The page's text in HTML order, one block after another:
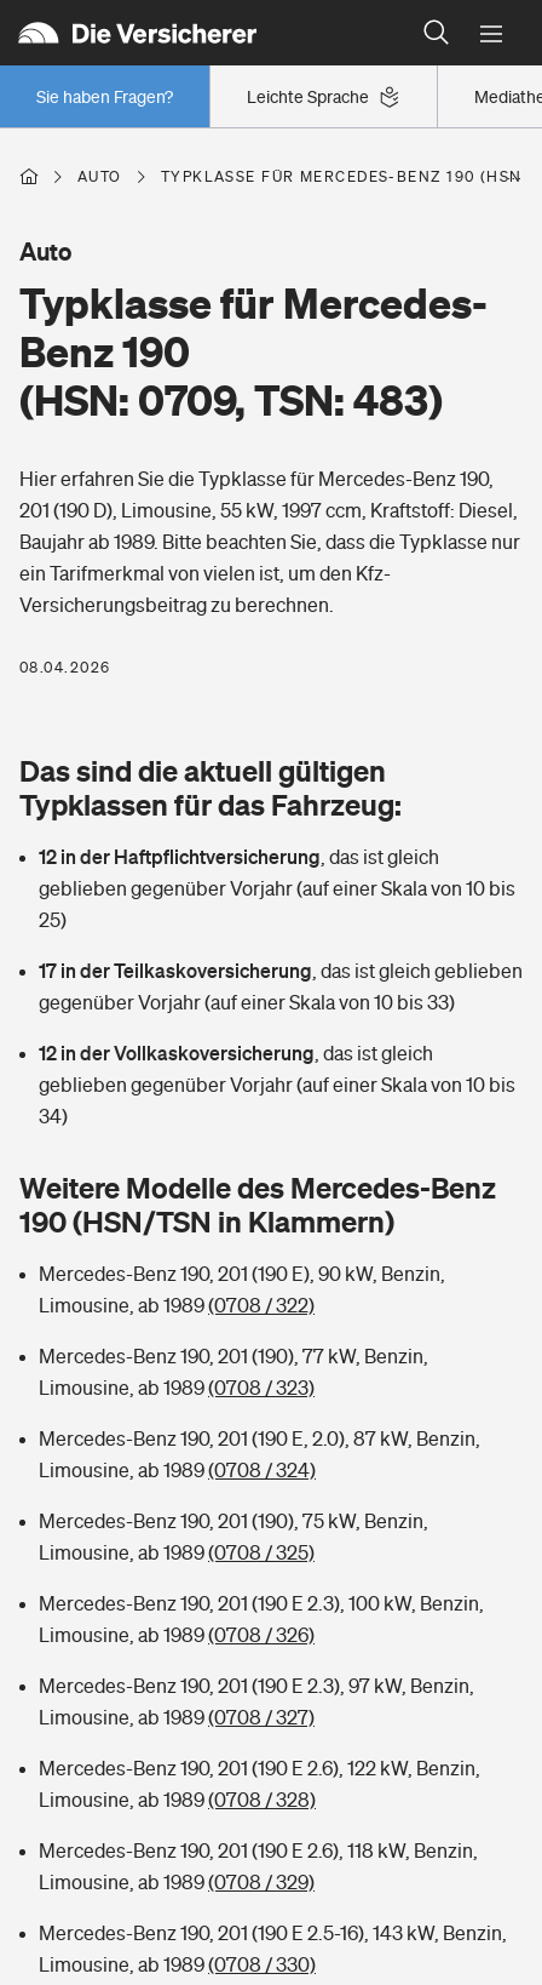
Leichte Sprache
Sie haben Fragen?
Wer versichert was: Jetzt Versicherer finden
Regionalklassen: So ist Ihre Region eingestuft
Wer versichert was: Jetzt Versicherer finden
Berufsunfähigkeitsversicherung
Arbeitsrechtsschutz
Berufshaftpflichtversicherung
Rentenrechner: Wie viel Geld bekomme ich im Alter?
Wer versichert was: Jetzt Versicherer finden
Sie haben Fragen?
Wohnen
Wohngebäudeversicherung
Hausratversicherung
Elementarversicherung
Photovoltaik
Wärmepumpen versichern
Vermieterrrechtsschutz
Mietkautionsversicherung
Restkreditversicherung
Zur Übersicht
Tools
Wer versichert was: Jetzt Versicherer finden
Sie haben Fragen?
Pri­vate Haft­pflicht­
Rechts­schutz­ver­si­che­rung
Kinderunfall­ver­si­che­rung
Reiseversicherung
Handyversicherung
Musikinstrumentenversicherung
Zur Übersicht
Tools
Kinderunfall-Check: Mehr Sicherheit für deine Kids
Sie haben Fragen?
Gesundheit
Private Krankenversicherung
Tierkrankenversicherung
Zur Übersicht
Sie haben Fragen?
AUTO TYPKLASSE FÜR MERCEDES-BENZ 190 (HSN:
Typklasse für Mercedes-
Benz 190
(HSN: 0709, TSN: 483)
Auto
Hier erfahren Sie die Typklasse für Mercedes-Benz 190,
201 (190 D), Limousine, 55 kW, 1997 ccm, Kraftstoff: Diesel,
Baujahr ab 1989. Bitte beachten Sie, dass die Typklasse nur
ein Tarifmerkmal von vielen ist, um den Kfz-
Versicherungsbeitrag zu berechnen.
08.04.2026
Das sind die aktuell gültigen
Typklassen für das Fahrzeug:
12 in der Haftpflichtversicherung das ist gleich
geblieben gegenüber Vorjahr (auf einer Skala von 10 bis
25)
17 in der Teilkaskoversicherung das ist gleich geblieben
gegenüber Vorjahr (auf einer Skala von 10 bis 33)
12 in der Vollkaskoversicherung das ist gleich
geblieben gegenüber Vorjahr (auf einer Skala von 10 bis
34)
Weitere Modelle des Mercedes-Benz
190 (HSN/TSN in Klammern)
Mercedes-Benz 190, 201 (190 E), 90 kW, Benzin,
Limousine, ab 1989(0708 / 322)
Mercedes-Benz 190, 201 (190), 77 kW, Benzin,
Limousine, ab 1989(0708 / 323)
Mercedes-Benz 190, 201 (190 E, 2.0), 87 kW, Benzin,
Limousine, ab 1989(0708 / 324)
Mercedes-Benz 190, 201 (190), 75 kW, Benzin,
Limousine, ab 1989(0708 / 325)
Mercedes-Benz 190, 201 (190 E 2.3), 100 kW, Benzin,
Limousine, ab 1989(0708 / 326)
Mercedes-Benz 190, 201 (190 E 2.3), 97 kW, Benzin,
Limousine, ab 1989(0708 / 327)
Mercedes-Benz 190, 201 (190 E 2.6), 122 kW, Benzin,
Limousine, ab 1989(0708 / 328)
Mercedes-Benz 190, 201 (190 E 2.6), 118 kW, Benzin,
Limousine, ab 1989(0708 / 329)
Mercedes-Benz 190, 201 (190 E 2.5-16), 143 kW, Benzin,
Limousine, ab 1989(0708 / 330)